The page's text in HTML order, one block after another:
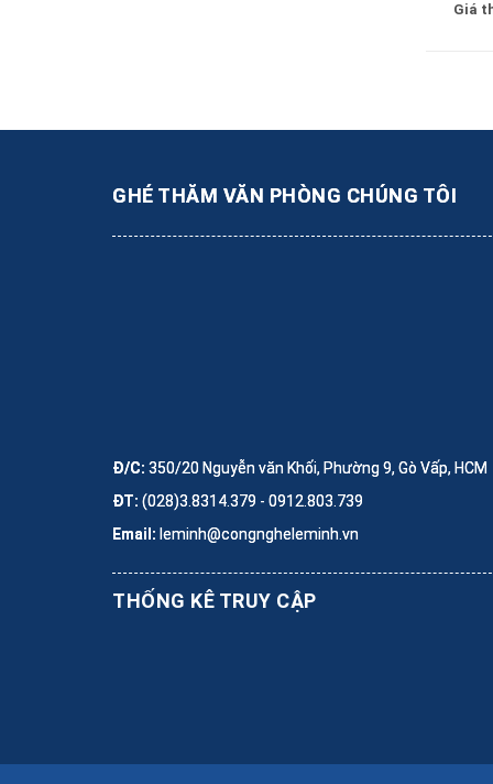
Giá
GHÉ THĂM VĂN PHÒNG CHÚNG TÔI
Đ/C: 350/20 Nguyễn văn Khối, Phường 9, Gò Vấp, HCM
ĐT: (028)3.8314.379 - 0912.803.739
Email: leminh@congngheleminh.vn
THỐNG KÊ TRUY CẬP